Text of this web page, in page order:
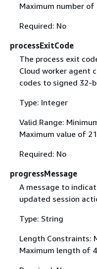
Maximum number of
Required: No
processExitCode
The process exit
Cloud worker agent
codes to signed 32-
Type: Integer
Valid Range:
Maximum value of
Required: No
progressMessage
A message to
updated session
Type: String
Length Constraints:
Maximum length of